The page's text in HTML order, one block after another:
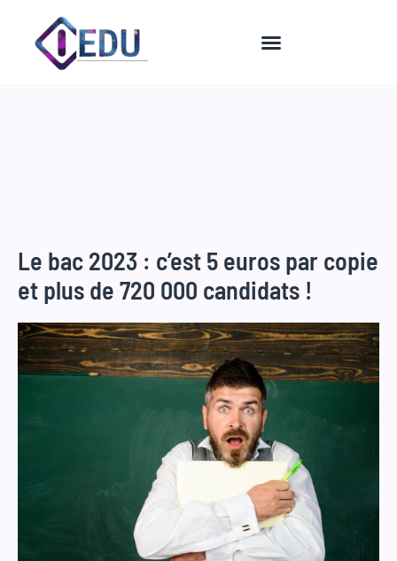
contenu
Le bac 2023 : c’est 5 euros par copie
et plus de 720 000 candidats !